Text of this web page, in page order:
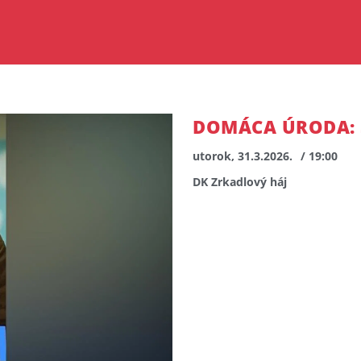
DOMÁCA
utorok, 31.3.2026. / 19:00
DK Zrkadlový háj